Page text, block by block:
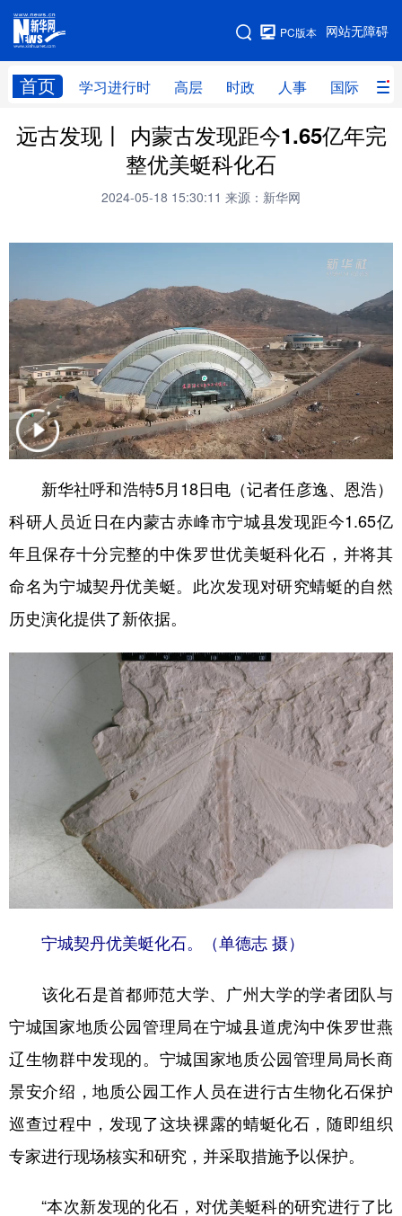
网站无障碍
PC版本
首页 学习进行时 高层 时政 人事 国际 财
网站地图
学习进行时 高层 时政 人事
财经 网评
书画 健康
访谈 视频 图片
法律 中央文件 金融 汽车
食品 人居 信息化 数字经济
学术中国 乡村振兴 银龄 溯源中国
彩票 娱乐 时尚 悦读
公益 一带一路 亚太网 上市公司
文化产业
地方频道
天津 河北 山西
吉林 上海 江苏
安徽 福建 江西
山东 河南 湖北 湖南
广西 海南 重庆
贵州 云南
多语种频道
English Español Français عربى
Русский язык 日本語 한국어
远古发现丨 内蒙古发现距今1.65亿年完
整优美蜓科化石
2024-05-18 15:30:11 来源：新华网
新华社呼和浩特5月18日电（记者任彦逸、恩浩）
科研人员近日在内蒙古赤峰市宁城县发现距今1.65亿
年且保存十分完整的中侏罗世优美蜓科化石，并将其
命名为宁城契丹优美蜓。此次发现对研究蜻蜓的自然
历史演化提供了新依据。
宁城契丹优美蜓化石。（单德志 摄）
该化石是首都师范大学、广州大学的学者团队与
宁城国家地质公园管理局在宁城县道虎沟中侏罗世燕
辽生物群中发现的。宁城国家地质公园管理局局长商
景安介绍，地质公园工作人员在进行古生物化石保护
巡查过程中，发现了这块裸露的蜻蜓化石，随即组织
专家进行现场核实和研究，并采取措施予以保护。
“本次新发现的化石，对优美蜓科的研究进行了比